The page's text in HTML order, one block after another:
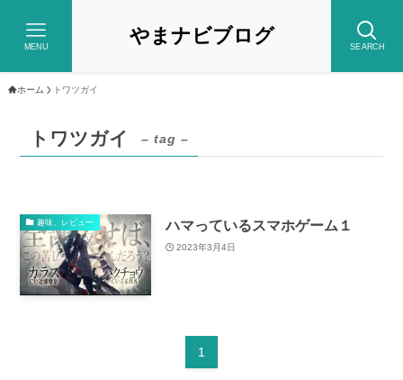
やまナビブログ SEARCH
MENU
ホーム トワツガイ
トワツガイ – tag –
趣味、レビュー ハマっているスマホゲーム１
2023年3月4日
1